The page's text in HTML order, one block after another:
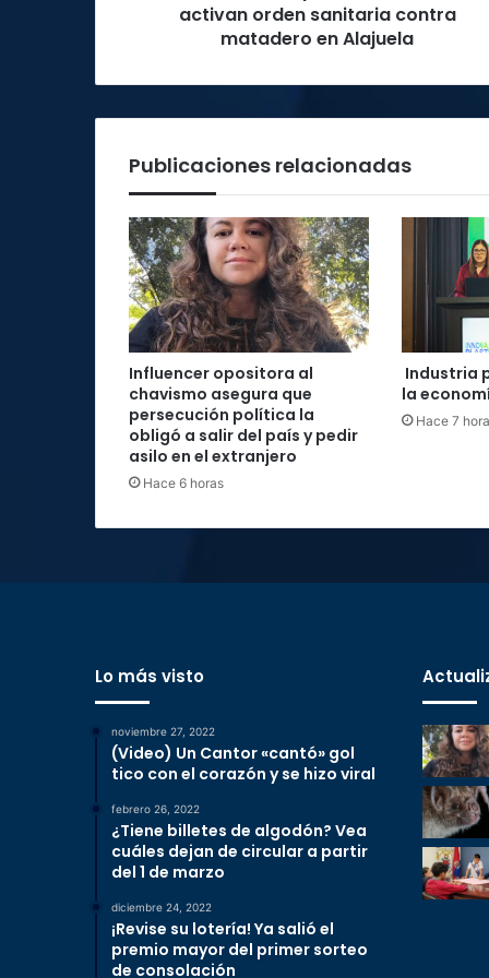
activan orden sanitaria contra
matadero en Alajuela
Publicaciones relacionadas
Influencer opositora al
chavismo asegura que
persecución política la
obligó a salir del país y pedir
asilo en el extranjero
Hace 6 horas
Industria
la
Hace 7
Lo más visto
noviembre 27, 2022
(Video) Un Cantor «cantó» gol
tico con el corazón y se hizo viral
febrero 26, 2022
¿Tiene billetes de algodón? Vea
cuáles dejan de circular a partir
del 1 de marzo
diciembre 24, 2022
¡Revise su lotería! Ya salió el
premio mayor del primer sorteo
de consolación